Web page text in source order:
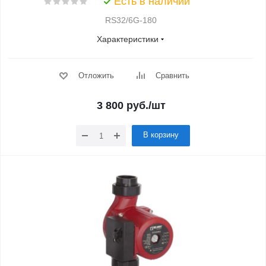
RS32/6G-180
Характеристики
Отложить Сравнить
3 800руб./шт
В корзину